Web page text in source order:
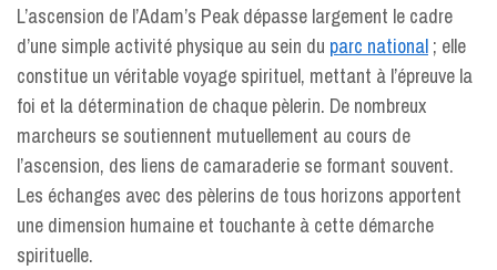
L’ascension de l’Adam’s Peak dépasse largement le cadre
d’une simple activité physique au sein du parc national ; elle
constitue un véritable voyage spirituel, mettant à l’épreuve la
foi et la détermination de chaque pèlerin. De nombreux
marcheurs se soutiennent mutuellement au cours de
l’ascension, des liens de camaraderie se formant souvent.
Les échanges avec des pèlerins de tous horizons apportent
une dimension humaine et touchante à cette démarche
spirituelle.